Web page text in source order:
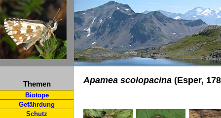
Themen
Biotope
Gefährdung
Schutz
Apamea scolopacina (Esper,